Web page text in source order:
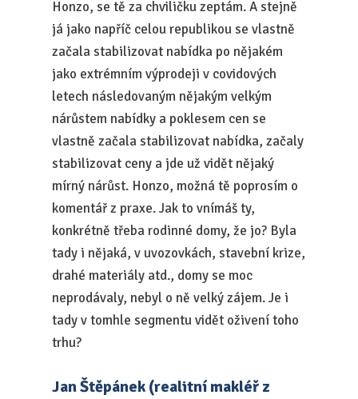
Honzo, se tě za chviličku zeptám. A stejně
já jako napříč celou republikou se vlastně
začala stabilizovat nabídka po nějakém
jako extrémním výprodeji v covidových
letech následovaným nějakým velkým
nárůstem nabídky a poklesem cen se
vlastně začala stabilizovat nabídka, začaly
stabilizovat ceny a jde už vidět nějaký
mírný nárůst. Honzo, možná tě poprosím o
komentář z praxe. Jak to vnímáš ty,
konkrétně třeba rodinné domy, že jo? Byla
tady i nějaká, v uvozovkách, stavební krize,
drahé materiály atd., domy se moc
neprodávaly, nebyl o ně velký zájem. Je i
tady v tomhle segmentu vidět oživení toho
trhu?
Jan Štěpánek (realitní makléř z